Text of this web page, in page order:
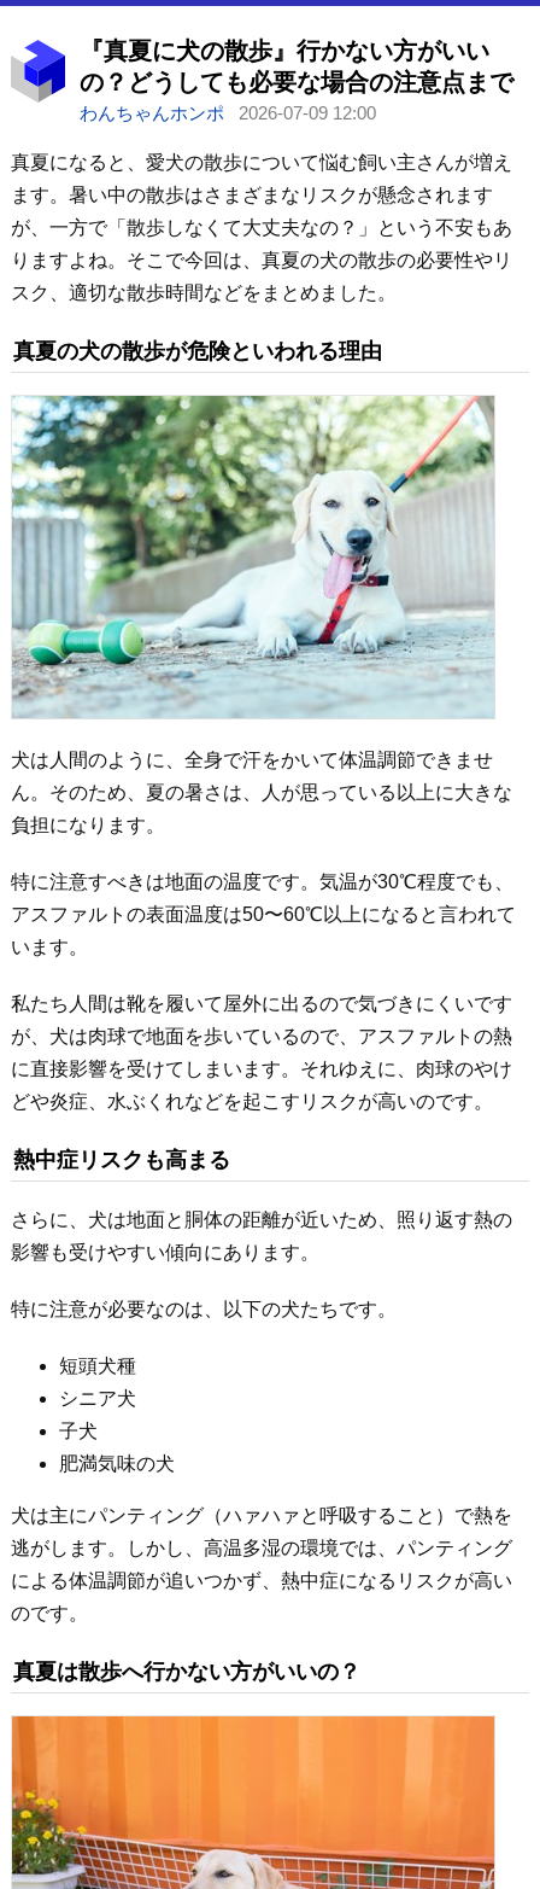
『真夏に犬の散歩』行かない方がいい
の？どうしても必要な場合の注意点まで
わんちゃんホンポ 2026-07-09 12:00
真夏になると、愛犬の散歩について悩む飼い主さんが増え
ます。暑い中の散歩はさまざまなリスクが懸念されます
が、一方で「散歩しなくて大丈夫なの？」という不安もあ
りますよね。そこで今回は、真夏の犬の散歩の必要性やリ
スク、適切な散歩時間などをまとめました。
真夏の犬の散歩が危険といわれる理由
犬は人間のように、全身で汗をかいて体温調節できませ
ん。そのため、夏の暑さは、人が思っている以上に大きな
負担になります。
特に注意すべきは地面の温度です。気温が30℃程度でも、
アスファルトの表面温度は50〜60℃以上になると言われて
います。
私たち人間は靴を履いて屋外に出るので気づきにくいです
が、犬は肉球で地面を歩いているので、アスファルトの熱
に直接影響を受けてしまいます。それゆえに、肉球のやけ
どや炎症、水ぶくれなどを起こすリスクが高いのです。
熱中症リスクも高まる
さらに、犬は地面と胴体の距離が近いため、照り返す熱の
影響も受けやすい傾向にあります。
特に注意が必要なのは、以下の犬たちです。
短頭犬種
シニア犬
子犬
肥満気味の犬
犬は主にパンティング（ハァハァと呼吸すること）で熱を
逃がします。しかし、高温多湿の環境では、パンティング
による体温調節が追いつかず、熱中症になるリスクが高い
のです。
真夏は散歩へ行かない方がいいの？